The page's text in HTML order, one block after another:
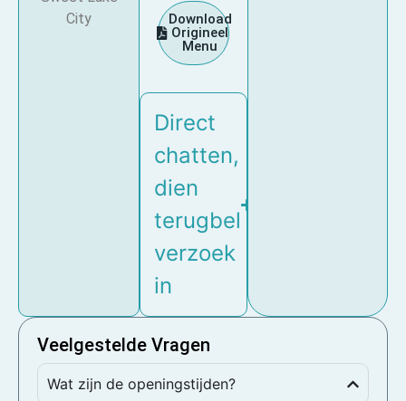
City
Download
Origineel
Menu
Direct
chatten,
dien
terugbel
verzoek
in
Veelgestelde Vragen
Wat zijn de openingstijden?